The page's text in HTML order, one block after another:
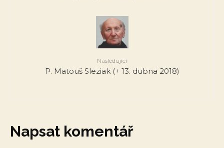
Následující
P. Matouš Sleziak (+ 13. dubna 2018)
Napsat komentář